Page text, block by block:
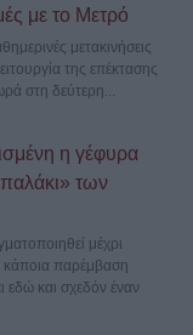
με το Μετρό
μετακινήσεις
της επέκτασης
στη δεύτερη...
η γέφυρα
των
μέχρι
κάποια παρέμβαση
εδώ και σχεδόν έναν